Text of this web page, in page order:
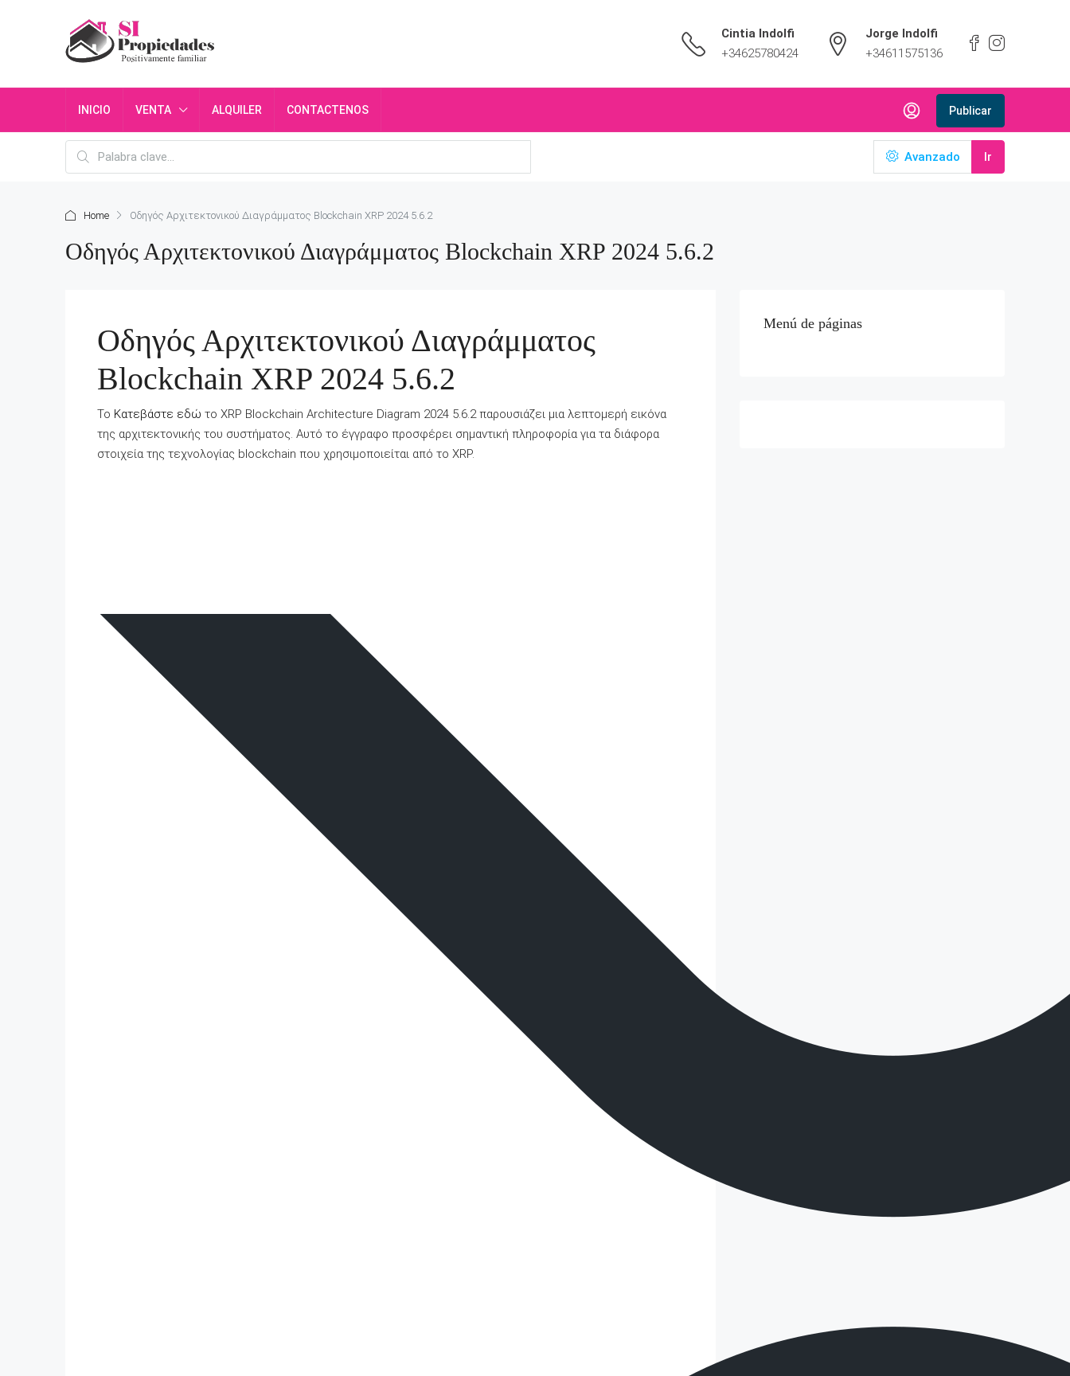
Cintia Indolfi
+34625780424
Jorge Indolfi
+34611575136
INICIO VENTA ALQUILER CONTACTENOS Publicar
Avanzado Ir
Home Οδηγός Αρχιτεκτονικού Διαγράμματος Blockchain XRP 2024 5.6.2
Οδηγός Αρχιτεκτονικού Διαγράμματος Blockchain XRP 2024 5.6.2
Οδηγός Αρχιτεκτονικού Διαγράμματος
Blockchain XRP 2024 5.6.2
Το Κατεβάστε εδώ το XRP Blockchain Architecture Diagram 2024 5.6.2 παρουσιάζει μια λεπτομερή εικόνα
της αρχιτεκτονικής του συστήματος. Αυτό το έγγραφο προσφέρει σημαντική πληροφορία για τα διάφορα
στοιχεία της τεχνολογίας blockchain που χρησιμοποιείται από το XRP.
Menú de páginas